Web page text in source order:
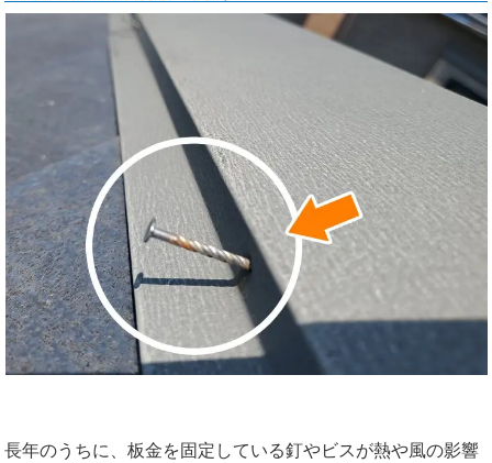
長年のうちに、板金を固定している釘やビスが熱や風の影響